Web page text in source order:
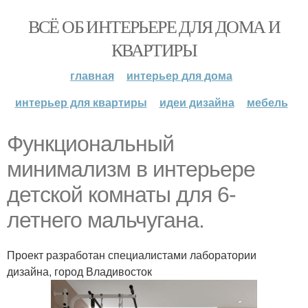
ВСЁ ОБ ИНТЕРЬЕРЕ ДЛЯ ДОМА И
КВАРТИРЫ
главная
интерьер для дома
интерьер для квартиры
идеи дизайна мебель
Функциональный
минимализм в интерьере
детской комнаты для 6-
летнего мальчугана.
Проект разработан специалистами лаборатории
дизайна, город Владивосток